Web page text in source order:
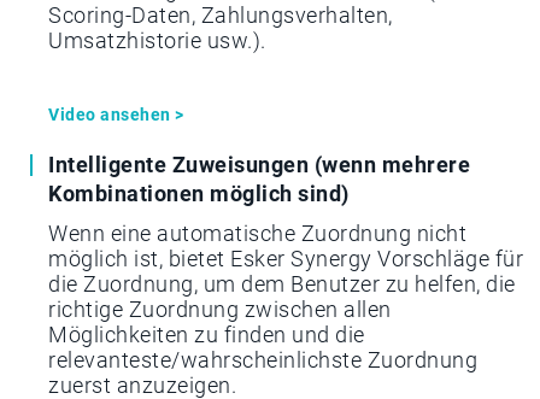
Scoring-Daten, Zahlungsverhalten,
Umsatzhistorie usw.).
Video ansehen >
Intelligente Zuweisungen (wenn mehrere
Kombinationen möglich sind)
Wenn eine automatische Zuordnung nicht
möglich ist, bietet Esker Synergy Vorschläge für
die Zuordnung, um dem Benutzer zu helfen, die
richtige Zuordnung zwischen allen
Möglichkeiten zu finden und die
relevanteste/wahrscheinlichste Zuordnung
zuerst anzuzeigen.